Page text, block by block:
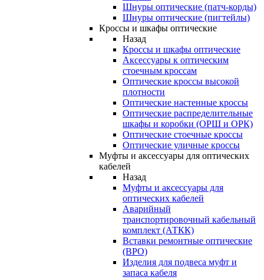
Шнуры оптические (патч-корды)
Шнуры оптические (пигтейлы)
Кроссы и шкафы оптические
Назад
Кроссы и шкафы оптические
Аксессуары к оптическим
стоечным кроссам
Оптические кроссы высокой
плотности
Оптические настенные кроссы
Оптические распределительные
шкафы и коробки (ОРШ и ОРК)
Оптические стоечные кроссы
Оптические уличные кроссы
Муфты и аксессуары для оптических
кабелей
Назад
Муфты и аксессуары для
оптических кабелей
Аварийный
транспортировочный кабельный
комплект (АТКК)
Вставки ремонтные оптические
(ВРО)
Изделия для подвеса муфт и
запаса кабеля